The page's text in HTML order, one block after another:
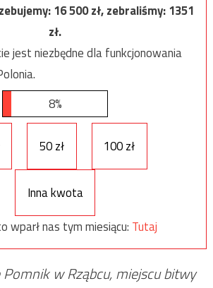
16 500zł, zebraliśmy:1351
zł.
jest niezbędne dla funkcjonowania
8%
50 zł 100 zł
Inna kwota
wparł nas tym miesiącu: Tutaj
w Rząbcu, miejscu bitwy